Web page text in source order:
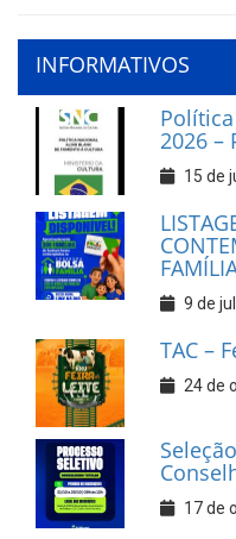
INFORMATIVOS
2026 –
15 de
9 de
TAC –
24 de
17 de